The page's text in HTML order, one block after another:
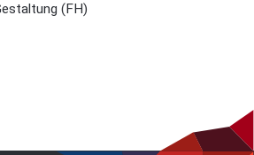
(FH)